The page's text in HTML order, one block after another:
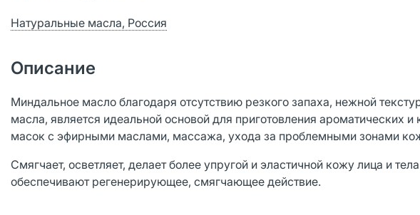
Натуральные масла, Россия
Описание
Миндальное масло благодаря отсутствию резкого запаха, нежной
масла, является идеальной основой для приготовления ароматических
масок с эфирными маслами, массажа, ухода за проблемными зонами
Смягчает, осветляет, делает более упругой и эластичной кожу лица и
обеспечивают регенерирующее, смягчающее действие.